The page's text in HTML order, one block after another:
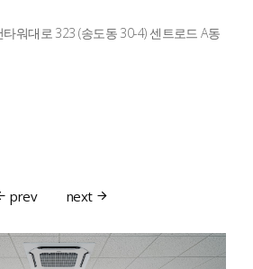
워대로 323 (송도동 30-4) 센트로드 A동
prev next